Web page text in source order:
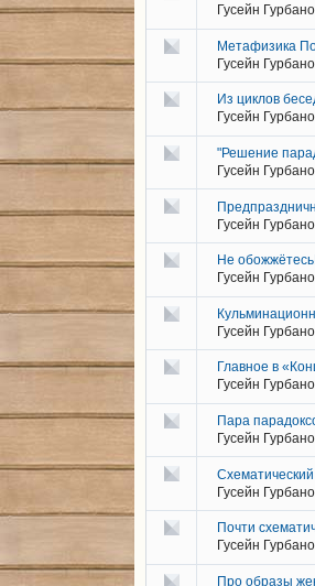
Гусейн
Метафизика
Гусейн
Из циклов
Гусейн
"Решение
Гусейн
Гусейн
Не
Гусейн
Гусейн
Главное в
Гусейн
Пара
Гусейн
Гусейн
Почти
Гусейн
Про образы